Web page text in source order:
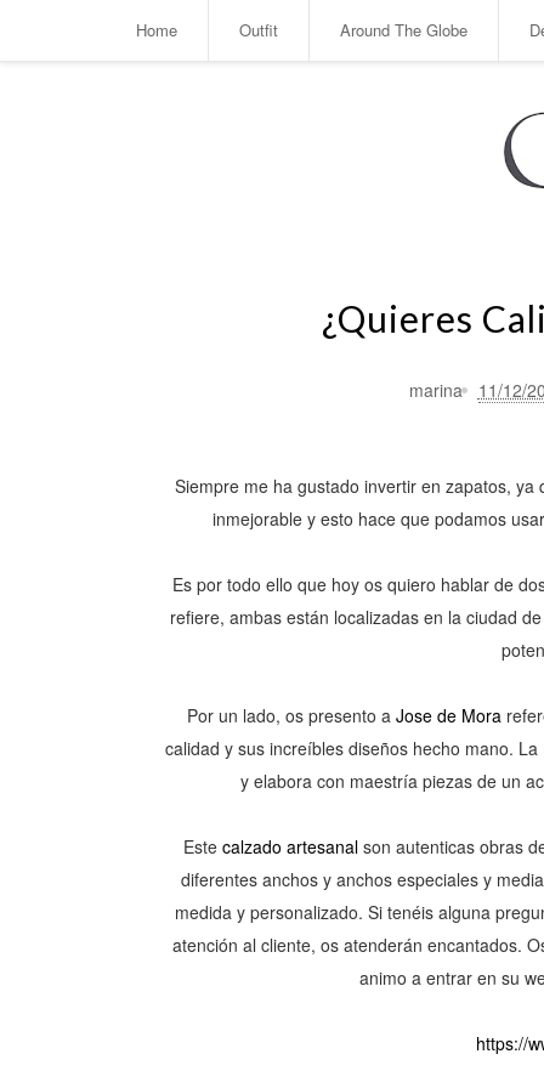
Home Outfit Around The Globe
¿Quieres
marina 11/12/
Siempre me ha gustado invertir en zapatos,
inmejorable y esto hace que podamos
Es por todo ello que hoy os quiero hablar de
refiere, ambas están localizadas en la ciudad
Por un lado, os presento a Jose de Mora
calidad y sus increíblesdiseños hecho mano. La
y elabora con maestría piezas de un
Este calzado artesanal son autenticas obras
diferentes anchos y anchos especiales y
medida y personalizado. Si tenéisalguna
atención al cliente, os atenderán encantados.
animo a entrar en su
https://